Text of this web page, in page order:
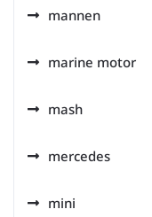
mannen
marine motor
mash
mercedes
mini